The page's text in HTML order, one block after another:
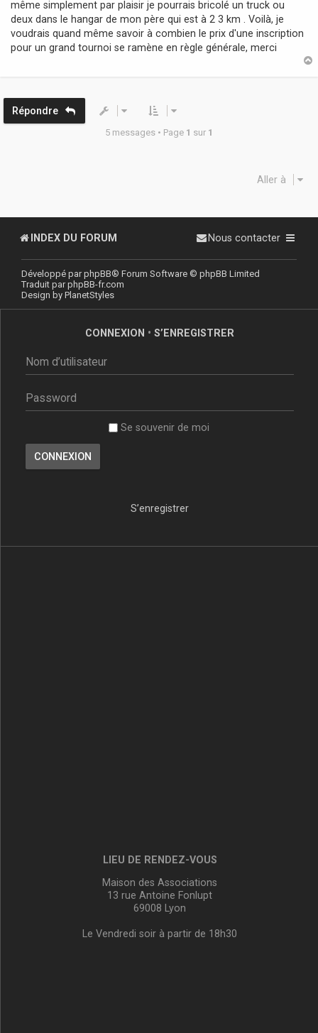
même simplement par plaisir je pourrais bricolé un truck ou
deux dans le hangar de mon père qui est à 2 3 km . Voilà, je
voudrais quand même savoir à combien le prix d'une inscription
pour un grand tournoi se ramène en règle générale, merci
Répondre
5 messages • Page 1 sur 1
Aller à
INDEX DU FORUM Nous contacter
Développé parphpBB® Forum Software © phpBB Limited
Traduit parphpBB-fr.com
Design by PlanetStyles
CONNEXION • S’ENREGISTRER
Se souvenir de moi
S’enregistrer
LIEU DE RENDEZ-VOUS
Maison des Associations
13 rue Antoine Fonlupt
69008 Lyon
Le Vendredi soir à partir de 18h30